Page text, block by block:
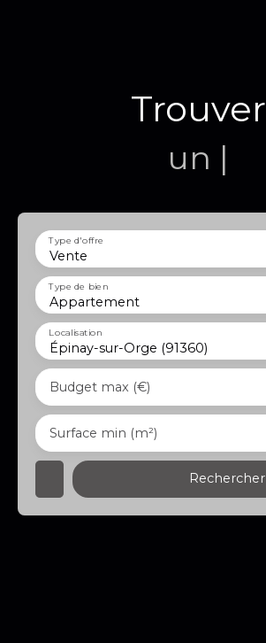
Trouver
un terrai
Vente
Type d'offre
Appartement
Type de bien
Épinay-sur-Orge (91360)
Localisation
Budget max (€)
Surface min (m²)
Rechercher